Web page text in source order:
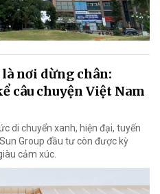
nơi dừng chân:
câu chuyện Việt Nam
di chuyển xanh, hiện đại, tuyến
Group đầu tư còn được kỳ
cảm xúc.